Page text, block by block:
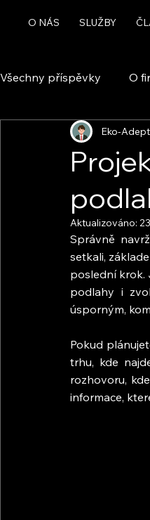
O NÁS SLUŽBY
Všechny příspěvky O
Rekuperace a větrání
Eko-
Aktualizováno:
Správně
setkali,
poslední krok.
podlahy i
úsporným,
Pokud
trhu, kde
rozhovoru,
informace,